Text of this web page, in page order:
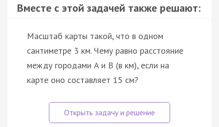
Вместе с этой задачей также решают:
Масштаб карты такой, что в одном
сантиметре 3 км. Чему равно расстояние
между городами A и B (в км), если на
карте оно составляет 15 см?